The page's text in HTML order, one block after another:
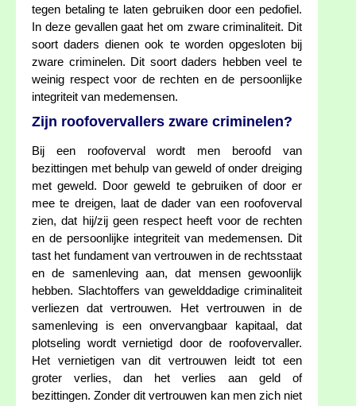
tegen betaling te laten gebruiken door een pedofiel.
In deze gevallen gaat het om zware criminaliteit. Dit
soort daders dienen ook te worden opgesloten bij
zware criminelen. Dit soort daders hebben veel te
weinig respect voor de rechten en de persoonlijke
integriteit van medemensen.
Zijn roofovervallers zware criminelen?
Bij een roofoverval wordt men beroofd van
bezittingen met behulp van geweld of onder dreiging
met geweld. Door geweld te gebruiken of door er
mee te dreigen, laat de dader van een roofoverval
zien, dat hij/zij geen respect heeft voor de rechten
en de persoonlijke integriteit van medemensen. Dit
tast het fundament van vertrouwen in de rechtsstaat
en de samenleving aan, dat mensen gewoonlijk
hebben. Slachtoffers van gewelddadige criminaliteit
verliezen dat vertrouwen. Het vertrouwen in de
samenleving is een onvervangbaar kapitaal, dat
plotseling wordt vernietigd door de roofovervaller.
Het vernietigen van dit vertrouwen leidt tot een
groter verlies, dan het verlies aan geld of
bezittingen. Zonder dit vertrouwen kan men zich niet